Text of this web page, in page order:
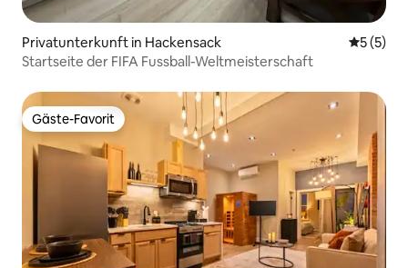
Privatunterkunft in Hackensack
5 (5)
Startseite der FIFA Fussball-Weltmeisterschaft
Gäste-Favorit
Gäste-Favorit